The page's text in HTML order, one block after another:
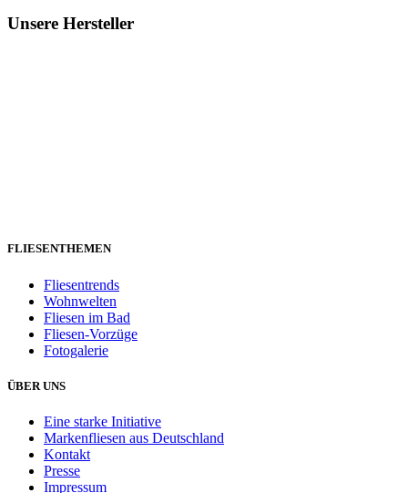
Unsere Hersteller
FLIESENTHEMEN
Fliesentrends
Wohnwelten
Fliesen im Bad
Fliesen-Vorzüge
Fotogalerie
ÜBER UNS
Eine starke Initiative
Markenfliesen aus Deutschland
Kontakt
Presse
Impressum